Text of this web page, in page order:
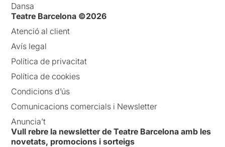
Dansa
Teatre Barcelona ©2026
Atenció al client
Avís legal
Política de privacitat
Política de cookies
Condicions d’ús
Comunicacions comercials i Newsletter
Anuncia’t
Vull rebre la newsletter de Teatre Barcelona amb les
novetats, promocions i sorteigs